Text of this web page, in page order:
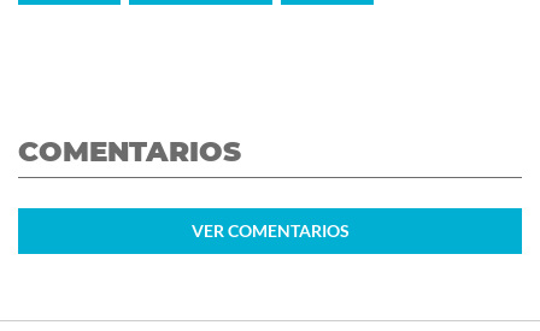
COMENTARIOS
VER COMENTARIOS